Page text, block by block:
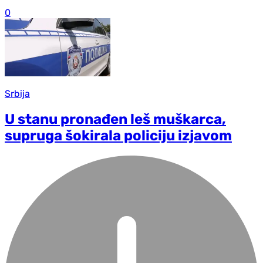
0
Srbija
U stanu pronađen leš muškarca,
supruga šokirala policiju izjavom